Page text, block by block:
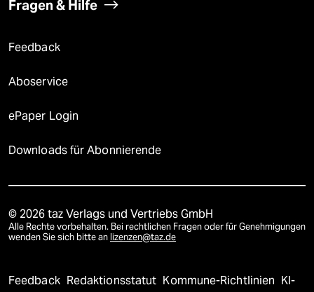
Fragen & Hilfe
Feedback
Aboservice
ePaper Login
Downloads für Abonnierende
© 2026 taz Verlags und Vertriebs GmbH
Alle Rechte vorbehalten. Bei rechtlichen Fragen oder für Genehmigungen
wenden Sie sich bitte an lizenzen@taz.de
Feedback Redaktionsstatut Kommune-Richtlinien KI-